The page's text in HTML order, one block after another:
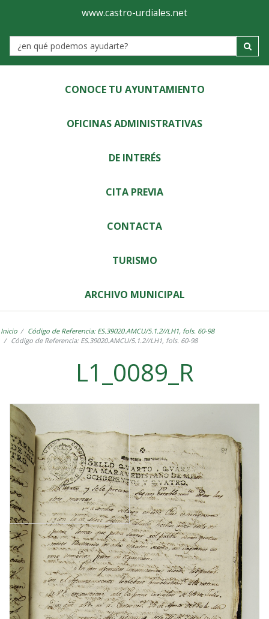
Ayuntamiento
de
Castro-
Urdiales
www.castro-urdiales.net
Label
CONOCE TU AYUNTAMIENTO
OFICINAS ADMINISTRATIVAS
DE INTERÉS
CITA PREVIA
CONTACTA
TURISMO
ARCHIVO MUNICIPAL
Inicio
Código de Referencia: ES.39020.AMCU/5.1.2//LH1, fols. 60-98
Código de Referencia: ES.39020.AMCU/5.1.2//LH1, fols. 60-98
L1_0089_R